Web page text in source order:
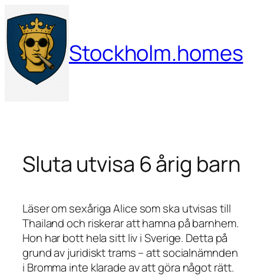
Hoppa
till
innehåll
Stockholm.homes
Sluta utvisa 6 årig barn
Läser om sexåriga Alice som ska utvisas till
Thailand och riskerar att hamna på barnhem.
Hon har bott hela sitt liv i Sverige. Detta på
grund av juridiskt trams – att socialnämnden
i Bromma inte klarade av att göra något rätt.